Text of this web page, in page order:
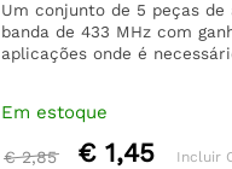
Um conjunto de 5 peças
banda de 433 MHz com
aplicações onde é
Em estoque
€ 2,85 € 1,45 Incluir